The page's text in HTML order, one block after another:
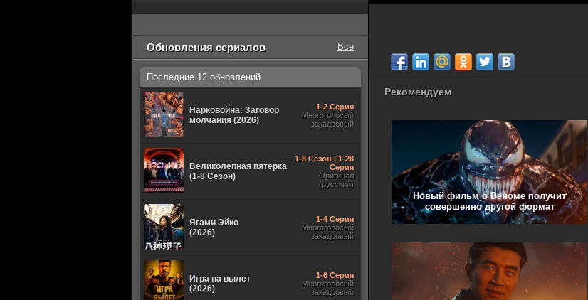
Рекомендуем
Новый фильм о Веноме получит
совершенно другой формат
Обновления сериалов Все
Последние 12 обновлений
Нарковойна: Заговор
молчания (2026)
1-2 Серия
Многоголосый
закадровый
Великолепная пятерка
(1-8 Сезон)
1-8 Сезон | 1-28
Серия
Оригинал
(русский)
Ягами Эйко
(2026)
1-4 Серия
Многоголосый
закадровый
Игра на вылет
(2026)
1-6 Серия
Многоголосый
закадровый